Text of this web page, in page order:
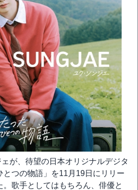
が、待望の日本オリジナルデジタ
とつの物語」を11月19日にリリー
。歌手としてはもちろん、俳優と